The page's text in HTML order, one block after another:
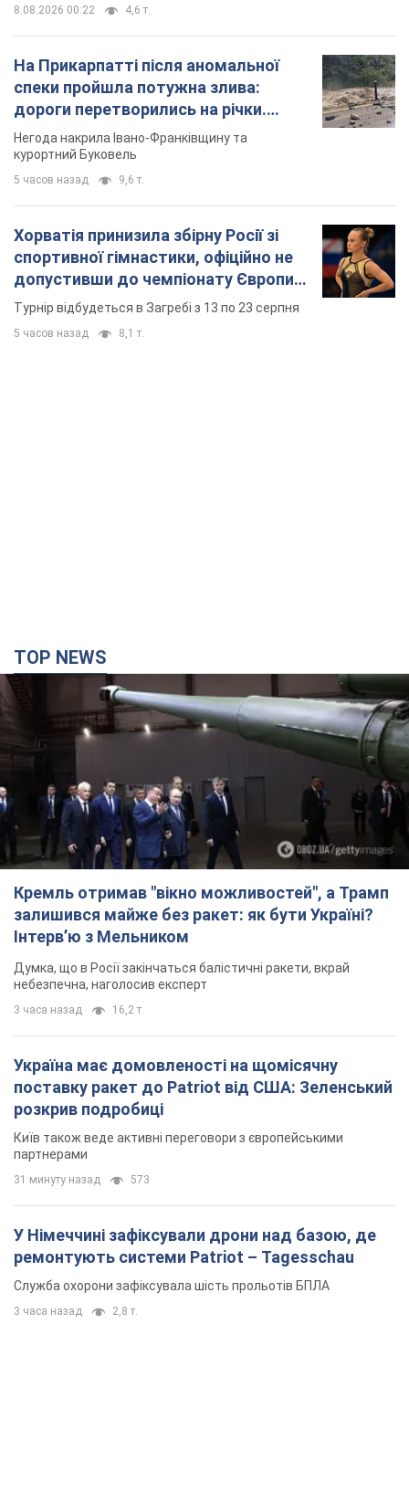
8.08.2026 00:22 4,6 т.
На Прикарпатті після аномальної
спеки пройшла потужна злива:
дороги перетворились на річки.
Відео
Негода накрила Івано-Франківщину та
курортний Буковель
5 часов назад 9,6 т.
Хорватія принизила збірну Росії зі
спортивної гімнастики, офіційно не
допустивши до чемпіонату Європи
основних спортсменів
Турнір відбудеться в Загребі з 13 по 23 серпня
5 часов назад 8,1 т.
TOP NEWS
Кремль отримав "вікно можливостей", а Трамп
залишився майже без ракет: як бути Україні?
Інтерв’ю з Мельником
Думка, що в Росії закінчаться балістичні ракети, вкрай
небезпечна, наголосив експерт
3 часа назад 16,2 т.
Україна має домовленості на щомісячну
поставку ракет до Patriot від США: Зеленський
розкрив подробиці
Київ також веде активні переговори з європейськими
партнерами
31 минуту назад 573
У Німеччині зафіксували дрони над базою, де
ремонтують системи Patriot – Tagesschau
Служба охорони зафіксувала шість прольотів БПЛА
3 часа назад 2,8 т.